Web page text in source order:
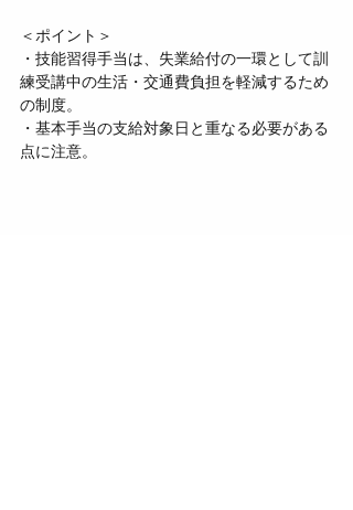
＜ポイント＞
・技能習得手当は、失業給付の一環として訓
練受講中の生活・交通費負担を軽減するため
の制度。
・基本手当の支給対象日と重なる必要がある
点に注意。